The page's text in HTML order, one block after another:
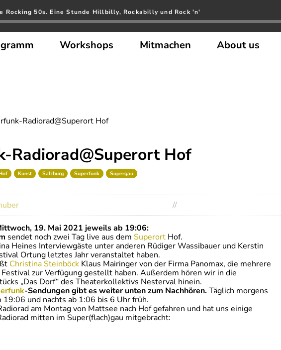
Rocking 50s. Eine Stunde Hillbilly, Rockabilly und Rock 'n'
Workshops Mitmachen About us
Radiorad@Superort Hof
Radiorad@Superort Hof
Kunst Salzburg Superfunk Supergau
//
19. Mai 2021 jeweils ab 19:06:
sendet noch zwei Tag live aus dem Superort Hof.
Heines Interviewgäste unter anderen Rüdiger Wassibauer und Kerstin
Ortung letztes Jahr veranstaltet haben.
Christina Steinböck Klaus Mairinger von der Firma Panomax, die mehrere
zur Verfügung gestellt haben. Außerdem hören wir in die
„Das Dorf“ des Theaterkollektivs Nesterval hinein.
-Sendungen gibt es weiter unten zum Nachhören.Täglich morgens
19:06 und nachts ab 1:06 bis 6 Uhr früh.
am Montag von Mattsee nach Hof gefahren und hat uns einige
mitten im Super(flach)gau mitgebracht: